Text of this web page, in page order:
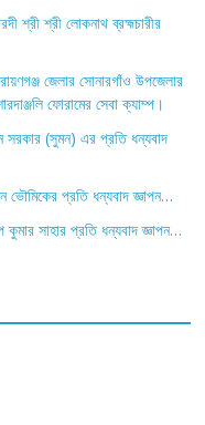
শ্রী শ্রী লোকনাথ ব্রহ্মচারীর
জেলার সোনারগাঁও উপজেলার
ফোরামের সেবা ক্যাম্প।
সরকার (সুমন) এর প্রতি ধন্যবাদ
ভৌমিকের প্রতি ধন্যবাদ জ্ঞাপন…
কুমার সাহার প্রতি ধন্যবাদ জ্ঞাপন…